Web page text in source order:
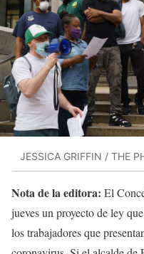
JESSICA GRIFFIN / THE
Nota de la editora: El
jueves un proyecto de ley
los trabajadores que